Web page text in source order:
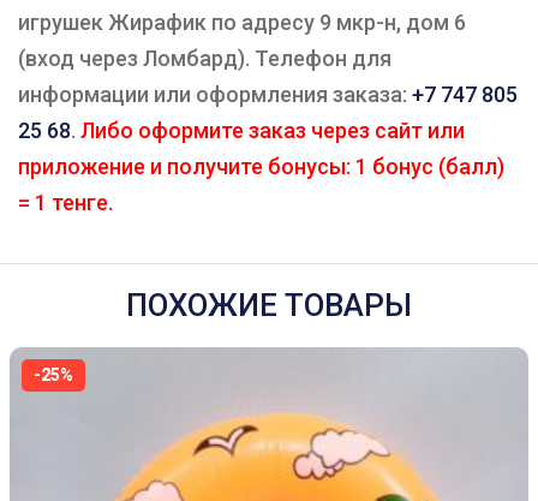
игрушек Жирафик по адресу 9 мкр-н, дом 6
(вход через Ломбард). Телефон для
информации или оформления заказа: +7 747 805
25 68. Либо оформите заказ через сайт или
приложение и получите бонусы: 1 бонус (балл)
= 1 тенге.
ПОХОЖИЕ ТОВАРЫ
-25%